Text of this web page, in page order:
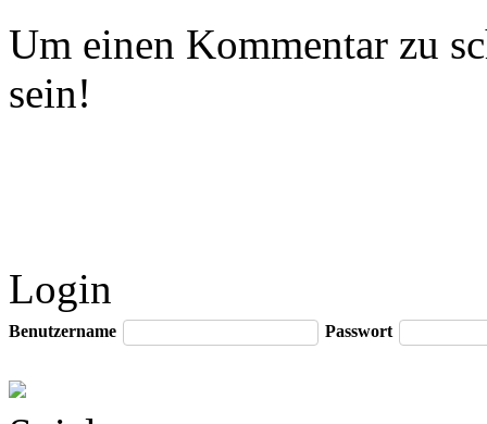
Um einen Kommentar zu
sein!
Login
Benutzername Passwort